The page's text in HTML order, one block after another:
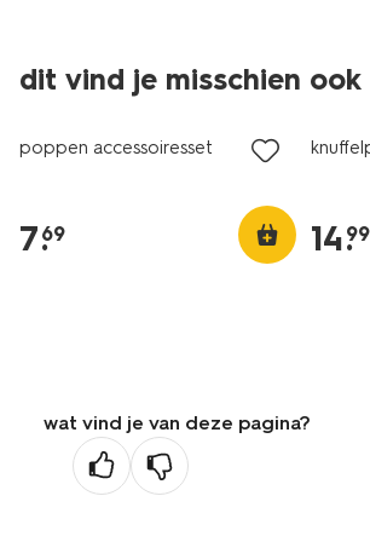
dit vind je misschien ook
poppen accessoiresset
7.
69 14.
99
wat vind je van deze pagina?